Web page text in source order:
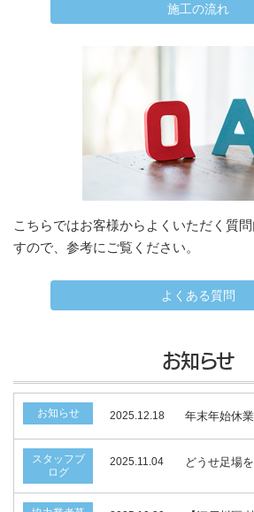
施工の流れ
こちらではお客様からよくいただく質
すので、参考にご覧ください。
よくある質問
お知らせ
お知らせ 2025.12.18 年末年始休
スタッフブ
ログ
2025.11.04 どうせ足場